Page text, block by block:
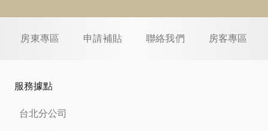
房東專區 申請補貼 聯絡我們 房客專區
服務據點
台北分公司